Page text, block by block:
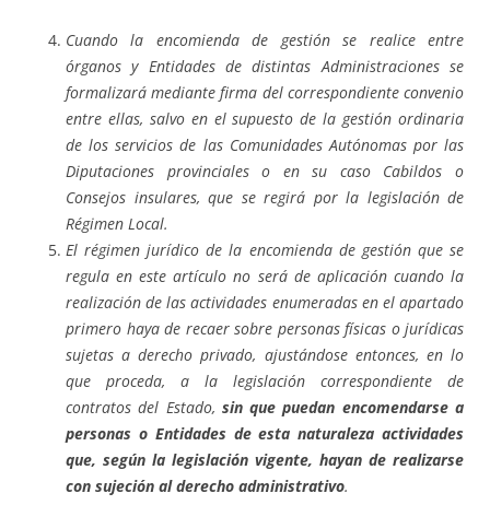
Cuando la encomienda de gestión se realice entre
órganos y Entidades de distintas Administraciones se
formalizará mediante firma del correspondiente convenio
entre ellas, salvo en el supuesto de la gestión ordinaria
de los servicios de las Comunidades Autónomas por las
Diputaciones provinciales o en su caso Cabildos o
Consejos insulares, que se regirá por la legislación de
Régimen Local.
El régimen jurídico de la encomienda de gestión que se
regula en este artículo no será de aplicación cuando la
realización de las actividades enumeradas en el apartado
primero haya de recaer sobre personas físicas o jurídicas
sujetas a derecho privado, ajustándose entonces, en lo
que proceda, a la legislación correspondiente de
contratos del Estado, sin que puedan encomendarse a
personas o Entidades de esta naturaleza actividades
que, según la legislación vigente, hayan de realizarse
con sujeción al derecho administrativo.